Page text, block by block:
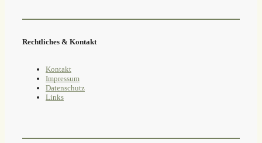
Rechtliches & Kontakt
Kontakt
Impressum
Datenschutz
Links